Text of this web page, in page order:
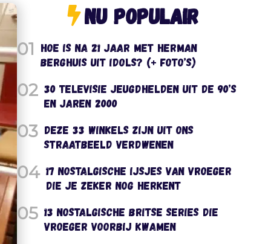
Nu populair
01 Hoe is na 21 jaar met Herman
Berghuis uit Idols? (+ foto’s)
02 30 televisie jeugdhelden uit de 90’s
en jaren 2000
03 Deze 33 winkels zijn uit ons
straatbeeld verdwenen
04 17 nostalgische ijsjes van vroeger
die je zeker nog herkent
05 13 nostalgische Britse series die
vroeger voorbij kwamen